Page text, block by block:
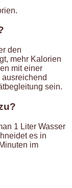
den
mehr Kalorien
mit einer
sein.
1 Liter Wasser
es in
im